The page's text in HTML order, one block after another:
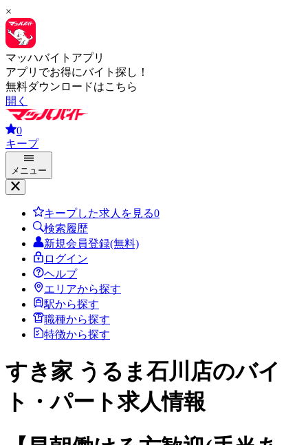
×
マッハバイトアプリ
アプリでお得にバイト探し！
無料ダウンロードはこちら
開く
0
キープ
メニュー
キープした求人を見る0
検索履歴
新規会員登録(無料)
ログイン
ヘルプ
エリアから探す
駅から探す
職種から探す
特徴から探す
すき家 うるま石川店のバイ
ト・パート求人情報